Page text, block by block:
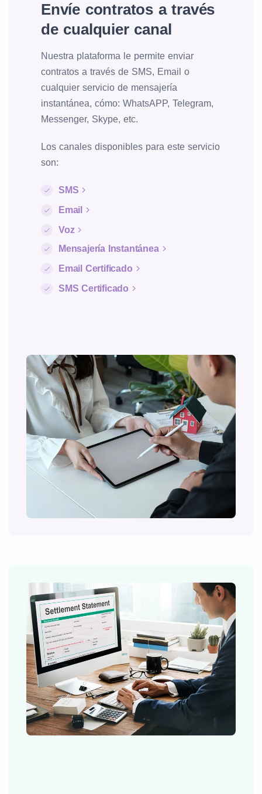
Envíe contratos a través
de cualquier canal
Nuestra plataforma le permite enviar
contratos a través de SMS, Email o
cualquier servicio de mensajería
instantánea, cómo: WhatsAPP, Telegram,
Messenger, Skype, etc.
Los canales disponibles para este servicio
son:
SMS
Email
Voz
Mensajería Instantánea
Email Certificado
SMS Certificado